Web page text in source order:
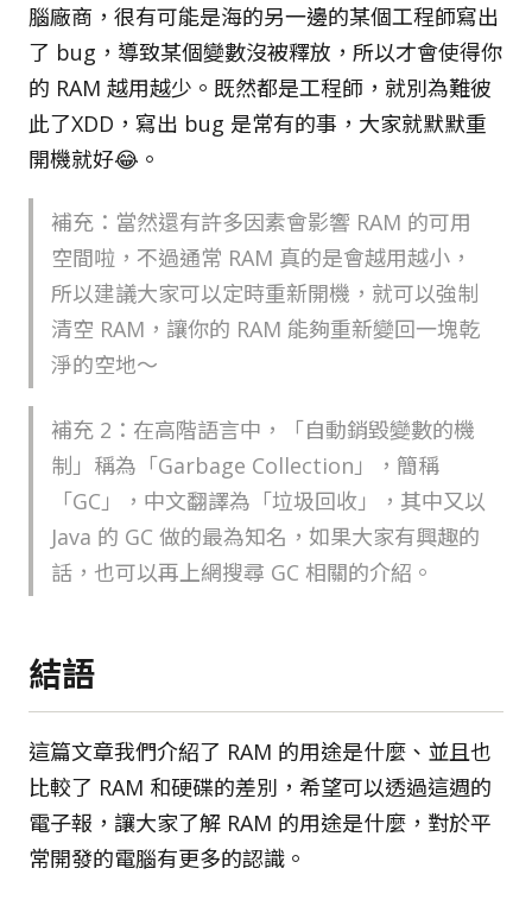
腦廠商，很有可能是海的另一邊的某個工程師寫出
了 bug，導致某個變數沒被釋放，所以才會使得你
的 RAM 越用越少。既然都是工程師，就別為難彼
此了XDD，寫出 bug 是常有的事，大家就默默重
開機就好😂。
補充：當然還有許多因素會影響 RAM 的可用
空間啦，不過通常 RAM 真的是會越用越小，
所以建議大家可以定時重新開機，就可以強制
清空 RAM，讓你的 RAM 能夠重新變回一塊乾
淨的空地～
補充 2：在高階語言中，「自動銷毀變數的機
制」稱為「Garbage Collection」，簡稱
「GC」，中文翻譯為「垃圾回收」，其中又以
Java 的 GC 做的最為知名，如果大家有興趣的
話，也可以再上網搜尋 GC 相關的介紹。
結語
這篇文章我們介紹了 RAM 的用途是什麼、並且也
比較了 RAM 和硬碟的差別，希望可以透過這週的
電子報，讓大家了解 RAM 的用途是什麼，對於平
常開發的電腦有更多的認識。